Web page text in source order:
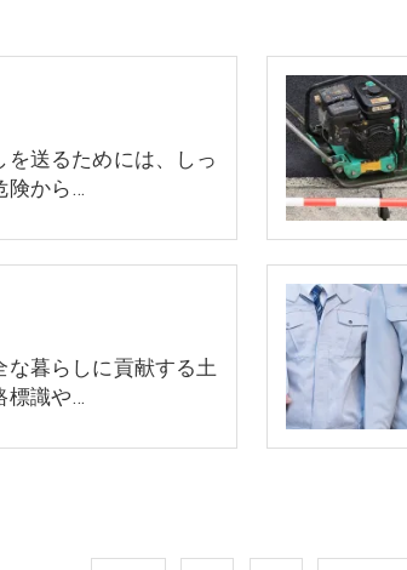
を送るためには、しっ
険から…
暮らしに貢献する土
標識や…